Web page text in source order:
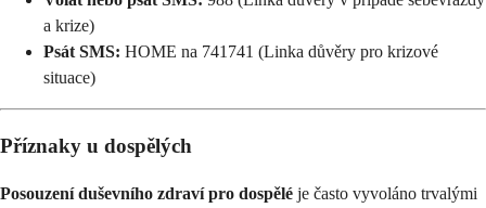
a krize)
Psát SMS: HOME na 741741 (Linka důvěry pro krizové
situace)
Příznaky u dospělých
Posouzení duševního zdraví pro dospělé je často vyvoláno trvalými